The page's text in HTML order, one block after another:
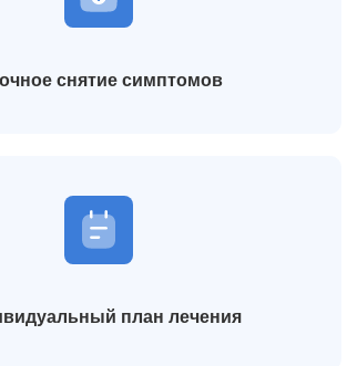
снятие симптомов
план лечения